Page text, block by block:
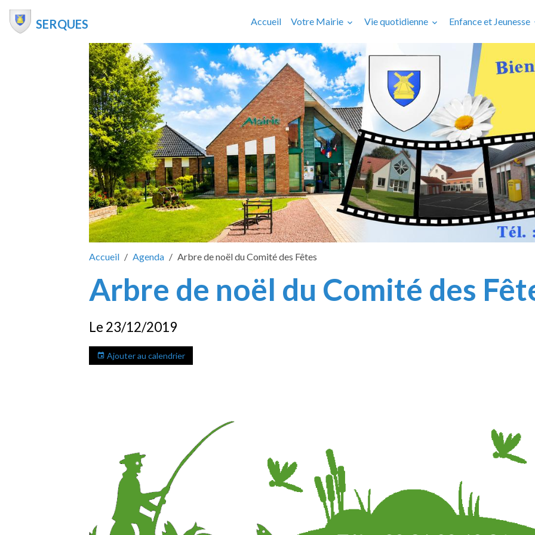
SERQUES Accueil Votre Mairie Vie quotidienne Enfance et Jeunesse
Accueil Agenda Arbre de noël du Comité des Fêtes
Arbre de noël du Comité des
Le 23/12/2019
Ajouter au calendrier